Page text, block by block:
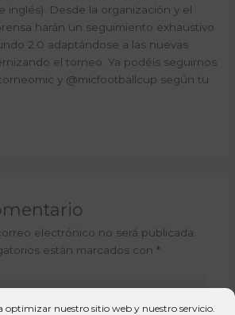
optimizar nuestro sitio web y nuestro servicio.
inglés). Desde la organización y el
harán un seguimiento exhaustivo
2.0 adaptándose a las nuevas
el torneo. Ya podéis seguirnos
y @micfootballcup según tu
electrónico no será publicada.
están marcados con *